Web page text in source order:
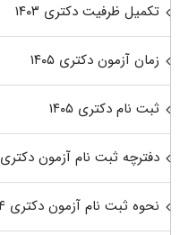
تکمیل ظرفیت دکتری ۱۴۰۳
زمان آزمون دکتری ۱۴۰۵
ثبت نام دکتری ۱۴۰۵
دفترچه ثبت نام آزمون دکتری ۱۴۰۴
نحوه ثبت نام آزمون دکتری ۱۴۰۴